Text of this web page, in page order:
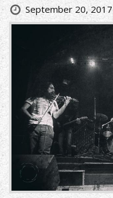
September 20, 2017